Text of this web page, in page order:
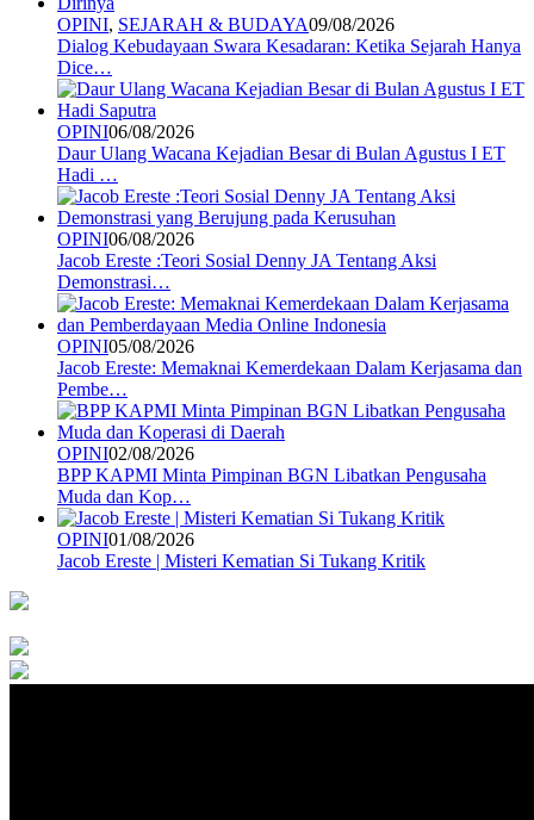
OPINI, SEJARAH & BUDAYA09/08/2026
Dialog Kebudayaan Swara Kesadaran: Ketika Sejarah Hanya
Dice…
OPINI06/08/2026
Daur Ulang Wacana Kejadian Besar di Bulan Agustus I ET
Hadi …
OPINI06/08/2026
Jacob Ereste :Teori Sosial Denny JA Tentang Aksi
Demonstrasi…
OPINI05/08/2026
Jacob Ereste: Memaknai Kemerdekaan Dalam Kerjasama dan
Pembe…
OPINI02/08/2026
BPP KAPMI Minta Pimpinan BGN Libatkan Pengusaha
Muda dan Kop…
OPINI01/08/2026
Jacob Ereste | Misteri Kematian Si Tukang Kritik